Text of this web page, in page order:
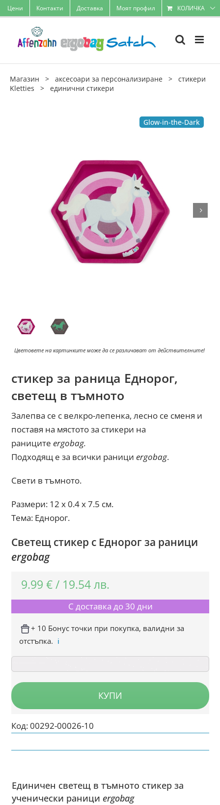
Skip
to
Цени Контакти Доставка Моят профил КОЛИЧКА
Магазин > аксесоари за персонализиране > стикери
Kletties > единични стикери
Glow-in-the-Dark
Цветовете на картинките може да се различават от действителните!
стикер за раница Еднорог,
светещ в тъмното
Залепва се с велкро-лепенка, лесно се сменя и
поставя на мястото за стикери на
раницитеergobag.
Подходящ е за всички ранициergobag.
Свети в тъмното.
Размери: 12 х 0.4 х 7.5 см.
Тема: Еднорог.
Светещ стикер с Еднорог за раници
ergobag
9.99€ / 19.54лв.
С доставка до 30 дни
+ 10 Бонус точки при покупка, валидни за
отстъпка. ℹ️
КУПИ
Код:00292-00026-10
Единичен светещ в тъмното стикер за
ученически ранициergobag